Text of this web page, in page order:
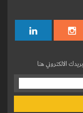
الالكتروني هنا